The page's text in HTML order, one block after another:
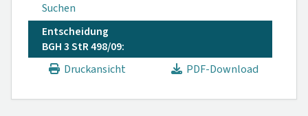
Suchen
Entscheidung
BGH 3 StR 498/09:
Druckansicht
PDF-Download